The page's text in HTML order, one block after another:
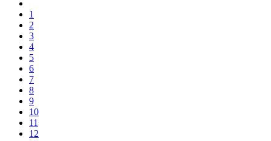
1
2
3
4
5
6
7
8
9
10
11
12